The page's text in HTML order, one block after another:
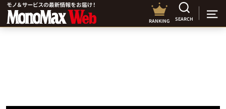
RANKING SEARCH